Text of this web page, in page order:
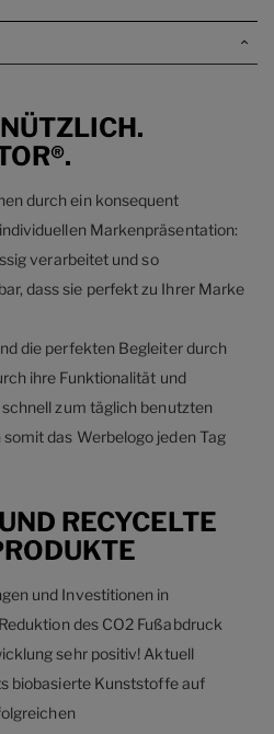
durch ein konsequent
Markenpräsentation:
verarbeitet und so
dass sie perfekt zu Ihrer Marke
die perfekten Begleiter durch
ihre Funktionalität und
zum täglich benutzten
das Werbelogo jeden Tag
RECYCELTE
und Investitionen in
des CO2 Fußabdruck
sehr positiv! Aktuell
biobasierte Kunststoffe auf